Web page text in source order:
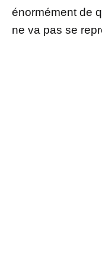
énormément de
ne va pas se